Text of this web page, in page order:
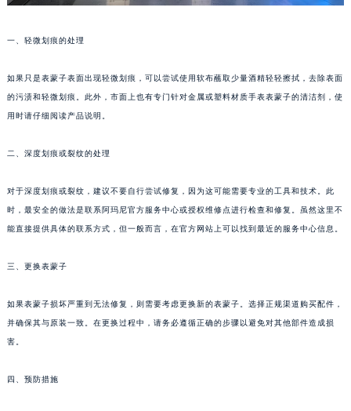
一、轻微划痕的处理
如果只是表蒙子表面出现轻微划痕，可以尝试使用软布蘸取少量酒精轻轻擦拭，去除表面
的污渍和轻微划痕。此外，市面上也有专门针对金属或塑料材质手表表蒙子的清洁剂，使
用时请仔细阅读产品说明。
二、深度划痕或裂纹的处理
对于深度划痕或裂纹，建议不要自行尝试修复，因为这可能需要专业的工具和技术。此
时，最安全的做法是联系阿玛尼官方服务中心或授权维修点进行检查和修复。虽然这里不
能直接提供具体的联系方式，但一般而言，在官方网站上可以找到最近的服务中心信息。
三、更换表蒙子
如果表蒙子损坏严重到无法修复，则需要考虑更换新的表蒙子。选择正规渠道购买配件，
并确保其与原装一致。在更换过程中，请务必遵循正确的步骤以避免对其他部件造成损
害。
四、预防措施